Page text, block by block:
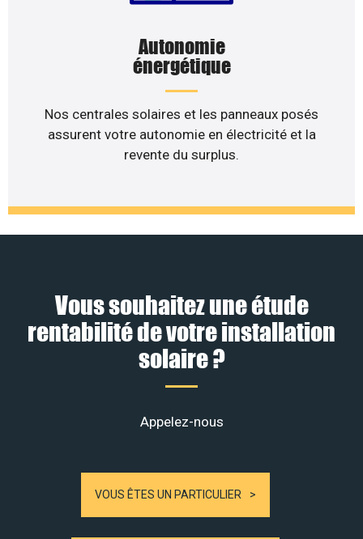
Autonomie
énergétique
Nos centrales solaires et les panneaux posés
assurent votre autonomie en électricité et la
revente du surplus.
Vous souhaitez une étude
rentabilité de votre installation
solaire ?
Appelez-nous
VOUS ÊTES UN PARTICULIER